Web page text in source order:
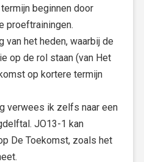
beginnen door
proeftrainingen.
van het heden, waarbij de
op de rol staan (van Het
op kortere termijn
verwees ik zelfs naar een
JO13-1 kan
De Toekomst, zoals het